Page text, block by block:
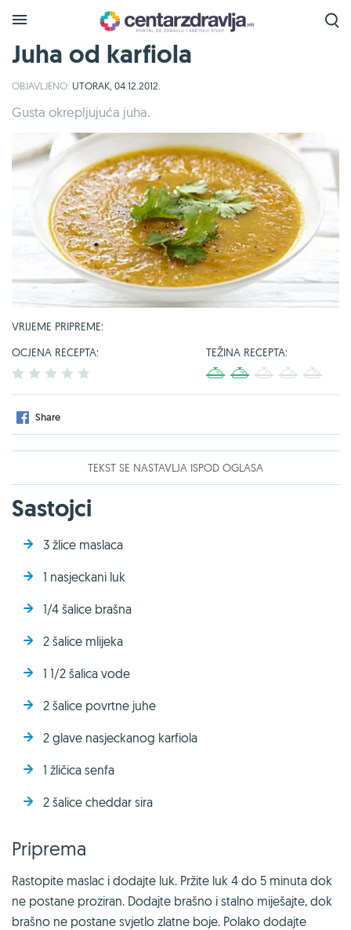
Juha od karfiola
OBJAVLJENO: UTORAK, 04.12.2012.
Gusta okrepljujuća juha.
VRIJEME PRIPREME:
OCJENA RECEPTA:
2 3 4
TEŽINA RECEPTA:
4
Share
TEKST SE NASTAVLJA ISPOD OGLASA
Sastojci
3 žlice maslaca
1 nasjeckani luk
1/4 šalice brašna
2 šalice mlijeka
1 1/2 šalica vode
2 šalice povrtne juhe
2 glave nasjeckanog karfiola
1 žličica senfa
2 šalice cheddar sira
Priprema
Rastopite maslac i dodajte luk. Pržite luk 4 do 5 minuta dok
ne postane proziran. Dodajte brašno i stalno miješajte, dok
brašno ne postane svjetlo zlatne boje. Polako dodajte